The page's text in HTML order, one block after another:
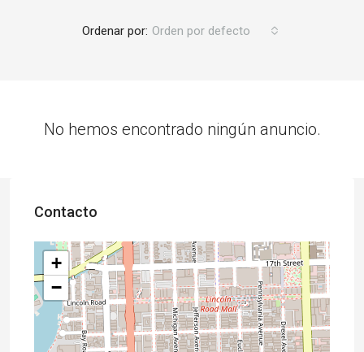
Ordenar por: Orden por defecto
No hemos encontrado ningún anuncio.
Contacto
+
−